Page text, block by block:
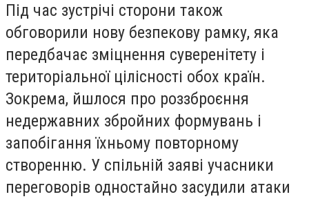
Під час зустрічі сторони також
обговорили нову безпекову рамку, яка
передбачає зміцнення суверенітету і
територіальної цілісності обох країн.
Зокрема, йшлося про роззброєння
недержавних збройних формувань і
запобігання їхньому повторному
створенню. У спільній заяві учасники
переговорів одностайно засудили атаки